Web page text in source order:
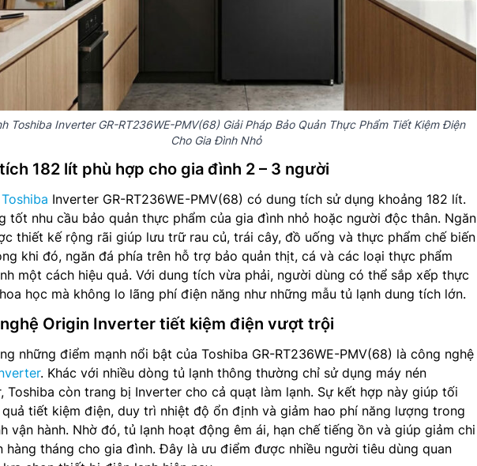
Toshiba Inverter GR-RT236WE-PMV(68) Giải Pháp Bảo Quản Thực Phẩm Tiết Kiệm Điện
Cho Gia Đình Nhỏ
182 lít phù hợp cho gia đình 2 – 3 người
Inverter GR-RT236WE-PMV(68) có dung tích sử dụng khoảng 182 lít.
tốt nhu cầu bảo quản thực phẩm của gia đình nhỏ hoặc người độc thân. Ngăn
thiết kế rộng rãi giúp lưu trữ rau củ, trái cây, đồ uống và thực phẩm chế biến
khi đó, ngăn đá phía trên hỗ trợ bảo quản thịt, cá và các loại thực phẩm
một cách hiệu quả. Với dung tích vừa phải, người dùng có thể sắp xếp thực
học mà không lo lãng phí điện năng như những mẫu tủ lạnh dung tích lớn.
Origin Inverter tiết kiệm điện vượt trội
những điểm mạnh nổi bật của Toshiba GR-RT236WE-PMV(68) là công nghệ
. Khác với nhiều dòng tủ lạnh thông thường chỉ sử dụng máy nén
Toshiba còn trang bị Inverter cho cả quạt làm lạnh. Sự kết hợp này giúp tối
quả tiết kiệm điện, duy trì nhiệt độ ổn định và giảm hao phí năng lượng trong
vận hành. Nhờ đó, tủ lạnh hoạt động êm ái, hạn chế tiếng ồn và giúp giảm chi
hàng tháng cho gia đình. Đây là ưu điểm được nhiều người tiêu dùng quan